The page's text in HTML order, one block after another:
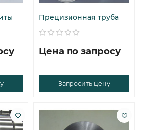
Прецизионная труба
Цена по запросу
Запросить цену